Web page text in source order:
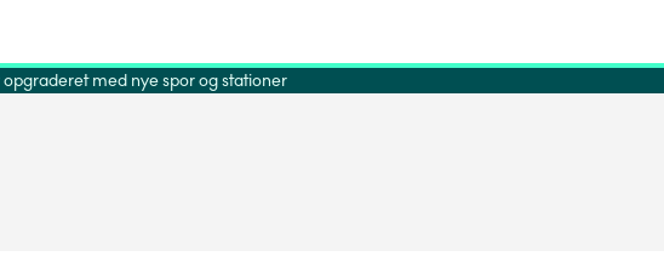
opgraderet med nye spor og stationer